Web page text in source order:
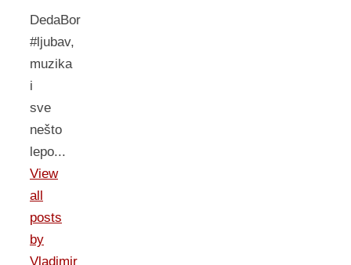
DedaBor
#ljubav,
muzika
i
sve
nešto
lepo...
View
all
posts
by
Vladimir